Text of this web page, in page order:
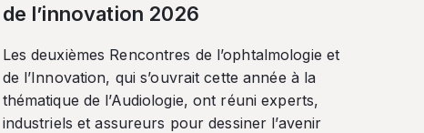
de l’innovation 2026
Les deuxièmes Rencontres de l’ophtalmologie et
de l’Innovation, qui s’ouvrait cette année à la
thématique de l’Audiologie, ont réuni experts,
industriels et assureurs pour dessiner l’avenir